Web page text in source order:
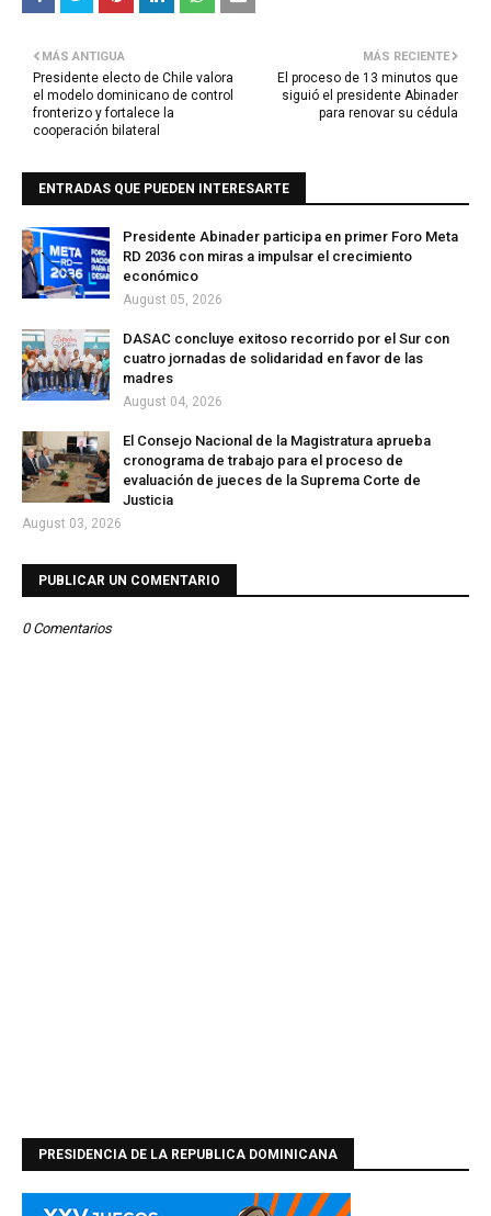
MÁS RECIENTE
El proceso de 13 minutos que
siguió el presidente Abinader
para renovar su cédula
MÁS ANTIGUA
Presidente electo de Chile valora
el modelo dominicano de control
fronterizo y fortalece la
cooperación bilateral
ENTRADAS QUE PUEDEN INTERESARTE
Presidente Abinader participa en primer Foro Meta
RD 2036 con miras a impulsar el crecimiento
económico
August 05, 2026
DASAC concluye exitoso recorrido por el Sur con
cuatro jornadas de solidaridad en favor de las
madres
August 04, 2026
El Consejo Nacional de la Magistratura aprueba
cronograma de trabajo para el proceso de
evaluación de jueces de la Suprema Corte de
Justicia
August 03, 2026
PUBLICAR UN COMENTARIO
0 Comentarios
PRESIDENCIA DE LA REPUBLICA DOMINICANA